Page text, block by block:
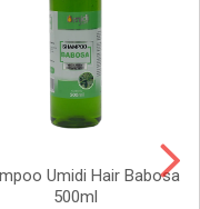
Umidi Hair Babosa
500ml